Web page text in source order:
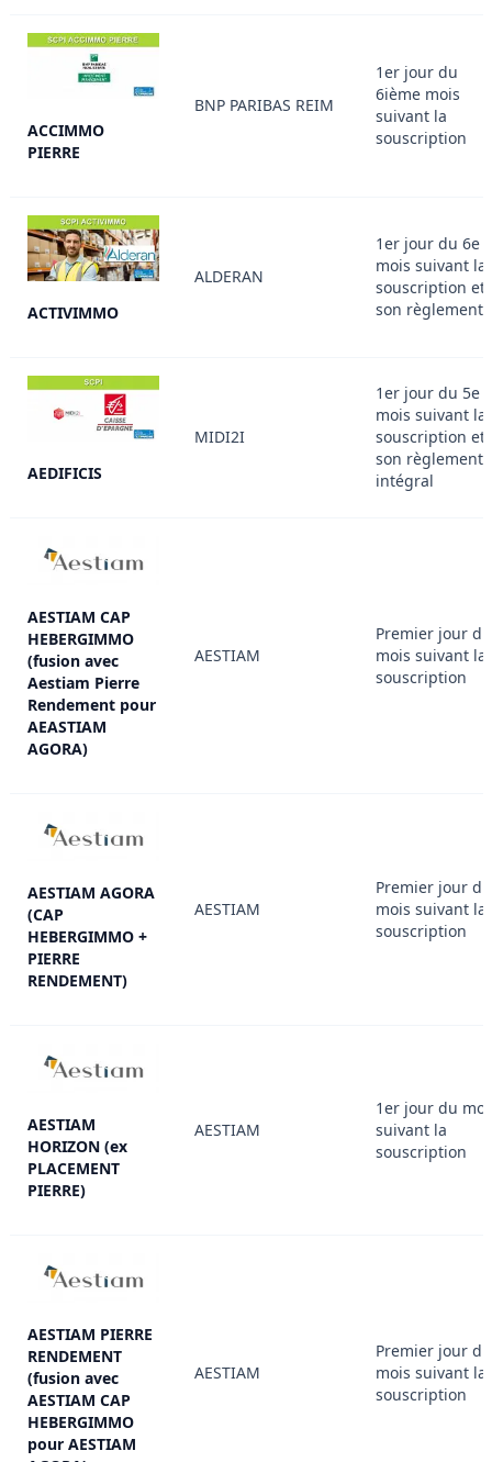
ACCIMMO
PIERRE
BNP PARIBAS REIM
1er jour du
6ième mois
suivant la
souscription
ACTIVIMMO
ALDERAN
1er jour du 6e
mois suivant la
souscription et
son règlement
AEDIFICIS
MIDI2I
1er jour du 5e
mois suivant la
souscription et
son règlement
intégral
AESTIAM CAP
HEBERGIMMO
(fusion avec
Aestiam Pierre
Rendement pour
AEASTIAM
AGORA)
AESTIAM
Premier jour du
mois suivant la
souscription
AESTIAM AGORA
(CAP
HEBERGIMMO +
PIERRE
RENDEMENT)
AESTIAM
Premier jour du
mois suivant la
souscription
AESTIAM
HORIZON (ex
PLACEMENT
PIERRE)
AESTIAM
1er jour du
suivant la
souscription
AESTIAM PIERRE
RENDEMENT
(fusion avec
AESTIAM CAP
HEBERGIMMO
pour AESTIAM
AESTIAM
Premier jour du
mois suivant la
souscription